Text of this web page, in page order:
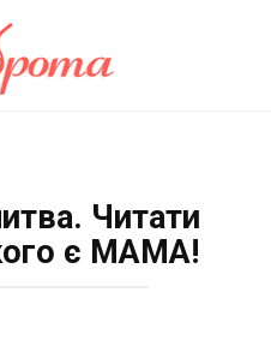
Читати
є МАМА!